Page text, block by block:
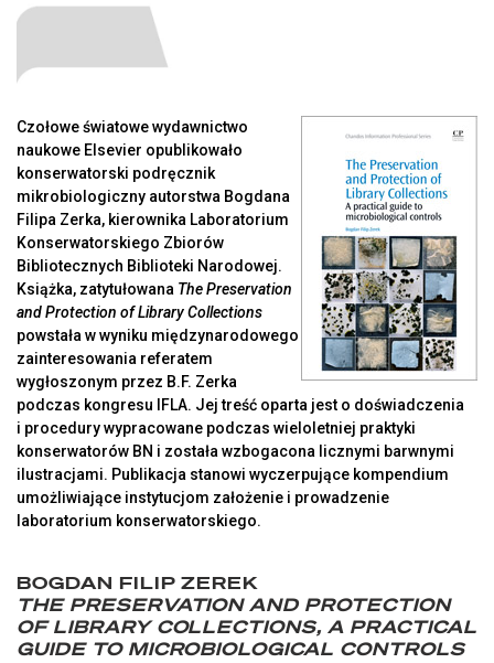
Czołowe światowe wydawnictwo
naukowe Elsevier opublikowało
konserwatorski podręcznik
mikrobiologiczny autorstwa Bogdana
Filipa Zerka, kierownika Laboratorium
Konserwatorskiego Zbiorów
Bibliotecznych Biblioteki Narodowej.
Książka, zatytułowana The Preservation
and Protection of Library Collections
powstała w wyniku międzynarodowego
zainteresowania referatem
wygłoszonym przez B.F. Zerka
podczas kongresu IFLA. Jej treść oparta jest o doświadczenia
i procedury wypracowane podczas wieloletniej praktyki
konserwatorów BN i została wzbogacona licznymi barwnymi
ilustracjami. Publikacja stanowi wyczerpujące kompendium
umożliwiające instytucjom założenie i prowadzenie
laboratorium konserwatorskiego.
BOGDAN FILIP ZEREK
THE PRESERVATION AND PROTECTION
OF LIBRARY COLLECTIONS, A PRACTICAL
GUIDE TO MICROBIOLOGICAL CONTROLS